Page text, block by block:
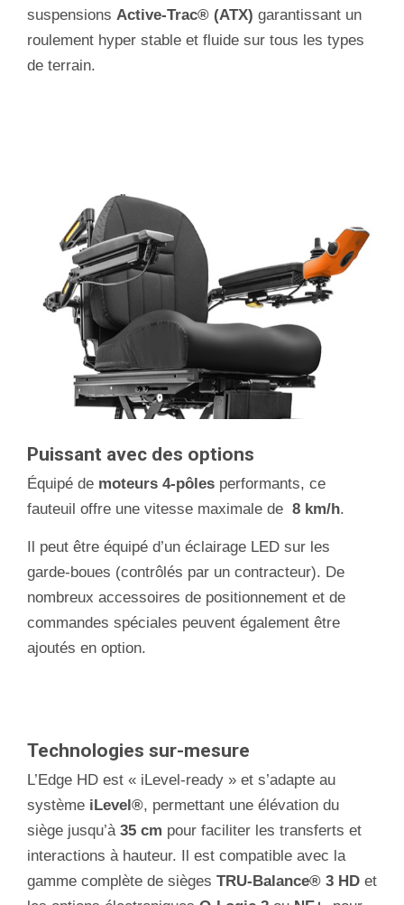
suspensions Active-Trac® (ATX) garantissant un
roulement hyper stable et fluide sur tous les types
de terrain.
Puissant avec des options
Équipé de moteurs 4-pôles performants, ce
fauteuil offre une vitesse maximale de 8 km/h.
Il peut être équipé d’un éclairage LED sur les
garde-boues (contrôlés par un contracteur). De
nombreux accessoires de positionnement et de
commandes spéciales peuvent également être
ajoutés en option.
Technologies sur-mesure
L’Edge HD est « iLevel-ready » et s’adapte au
système iLevel®, permettant une élévation du
siège jusqu’à 35 cm pour faciliter les transferts et
interactions à hauteur. Il est compatible avec la
gamme complète de sièges TRU-Balance® 3 HD et